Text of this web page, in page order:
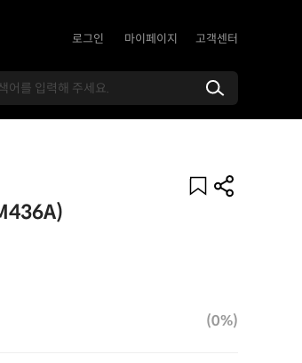
로그인 마이페이지 고객센터
(0%)